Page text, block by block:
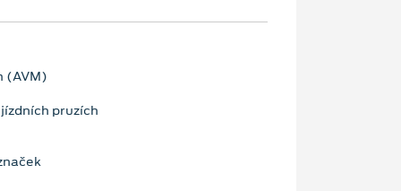
(AVM)
pruzích